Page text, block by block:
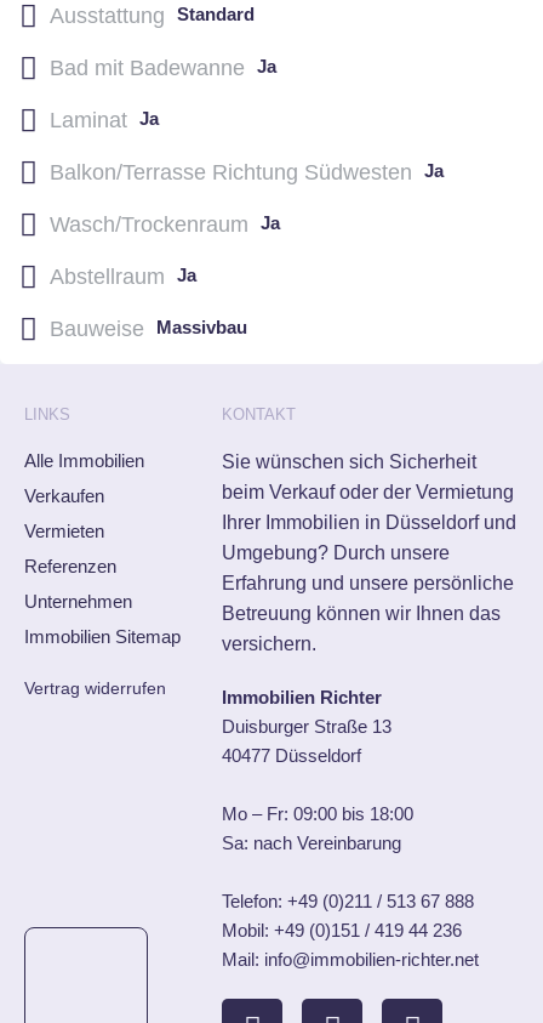
Ausstattung Standard
Bad mit Badewanne Ja
Laminat Ja
Balkon/Terrasse Richtung Südwesten Ja
Wasch/Trockenraum Ja
Abstellraum Ja
Bauweise Massivbau
LINKS
Alle Immobilien
Verkaufen
Vermieten
Referenzen
Unternehmen
Immobilien Sitemap
Vertrag widerrufen
KONTAKT
Sie wünschen sich Sicherheit
beim Verkauf oder der Vermietung
Ihrer Immobilien in Düsseldorf und
Umgebung? Durch unsere
Erfahrung und unsere persönliche
Betreuung können wir Ihnen das
versichern.
Immobilien Richter
Duisburger Straße 13
40477 Düsseldorf
Mo – Fr: 09:00 bis 18:00
Sa: nach Vereinbarung
Telefon:+49 (0)211 / 513 67 888
Mobil:+49 (0)151 / 419 44 236
Mail: info@immobilien-richter.net